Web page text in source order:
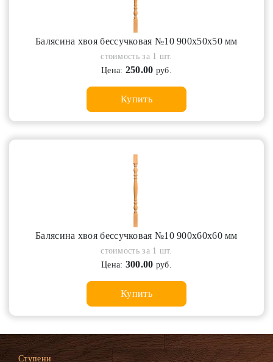
Балясина хвоя бессучковая №10 900х50х50 мм
стоимость за 1 шт.
Цена: 250.00 руб.
Купить
Балясина хвоя бессучковая №10 900х60х60 мм
стоимость за 1 шт.
Цена: 300.00 руб.
Купить
Ступени